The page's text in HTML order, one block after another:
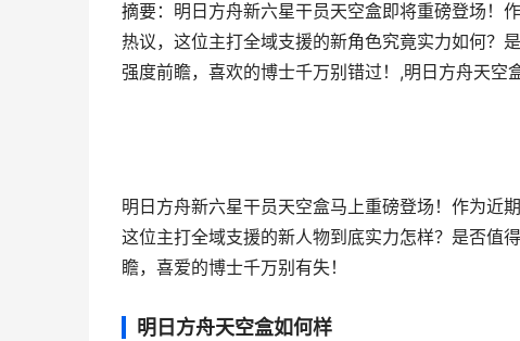
摘要：明日方舟新六星干员天空盒即将重磅登场！
热议，这位主打全域支援的新角色究竟实力如何？
强度前瞻，喜欢的博士千万别错过！,明日方舟天空
明日方舟新六星干员天空盒马上重磅登场！作为近
这位主打全域支援的新人物到底实力怎样？是否值
瞻，喜爱的博士千万别有失！
明日方舟天空盒如何样